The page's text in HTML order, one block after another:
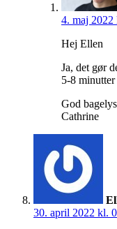
4. maj 2022
Hej Ellen
Ja, det gør
5-8
God
Cathrine
30. april 2022 kl.